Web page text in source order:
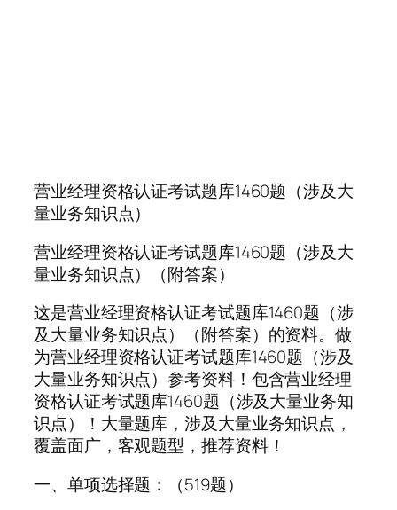
营业经理资格认证考试题库1460题（涉及大
量业务知识点）
营业经理资格认证考试题库1460题（涉及大
量业务知识点）（附答案）
这是营业经理资格认证考试题库1460题（涉
及大量业务知识点）（附答案）的资料。做
为营业经理资格认证考试题库1460题（涉及
大量业务知识点）参考资料！包含营业经理
资格认证考试题库1460题（涉及大量业务知
识点）！大量题库，涉及大量业务知识点，
覆盖面广，客观题型，推荐资料！
一、单项选择题：（519题）